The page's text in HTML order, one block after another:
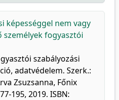
képességgel nem vagy
személyek fogyasztói
szabályozási
adatvédelem. Szerk.:
Zsuzsanna, Főnix
195, 2019. ISBN: